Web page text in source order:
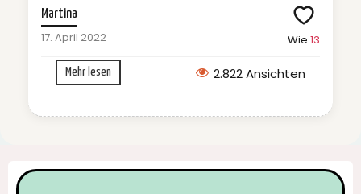
Martina
17. April 2022 Wie 13
Mehr lesen 2.822 Ansichten